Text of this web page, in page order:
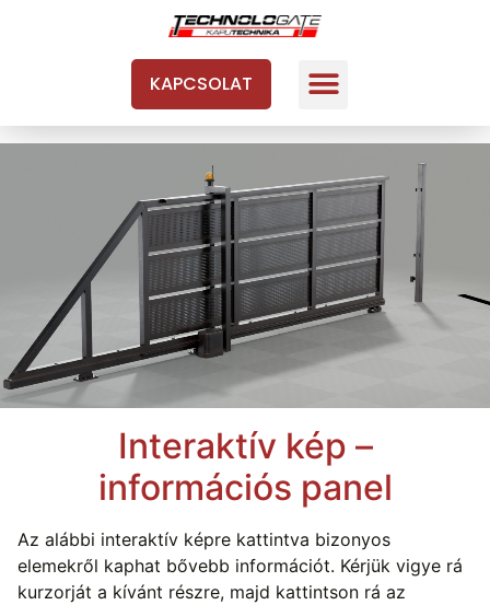
KAPCSOLAT
Interaktív kép –
információs panel
Az alábbi interaktív képre kattintva bizonyos
elemekről kaphat bővebb információt. Kérjük vigye rá
kurzorját a kívánt részre, majd kattintson rá az